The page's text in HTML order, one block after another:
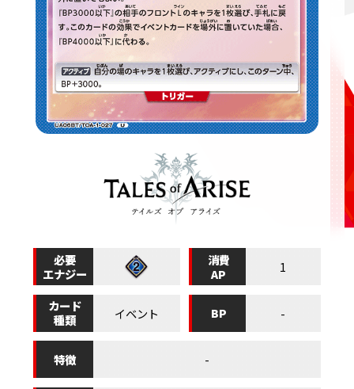
必要
エナジー
消費
AP
1
カード
種類
イベント BP -
特徴 -